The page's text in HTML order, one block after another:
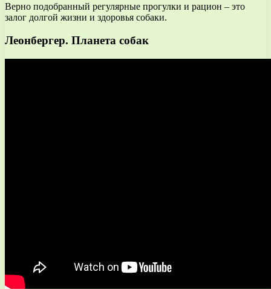
Верно подобранный регулярные прогулки и рацион – это
залог долгой жизни и здоровья собаки.
Леонбергер. Планета собак